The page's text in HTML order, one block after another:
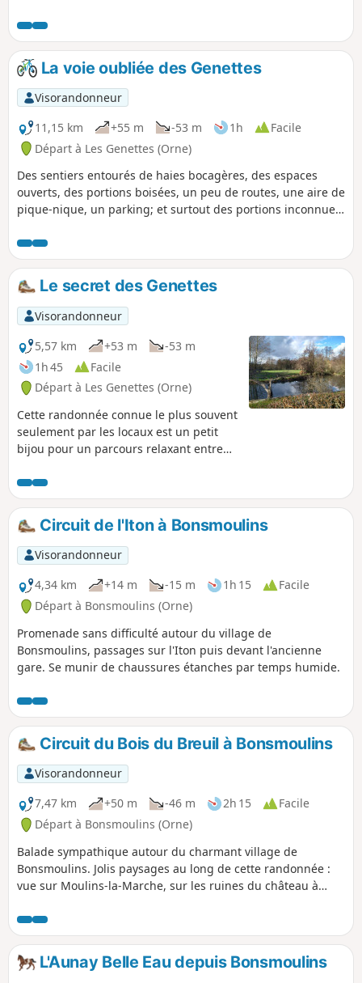
Ruisseaux, chemins de pierres, champs,
voies peu connues.
La voie oubliée des Genettes
Visorandonneur
11,15 km
+55 m -53 m 1h
Facile
Départ à Les Genettes (Orne)
Des sentiers entourés de haies bocagères, des espaces
ouverts, des portions boisées, un peu de routes, une aire de
pique-nique, un parking; et surtout des portions inconnues
Le secret des Genettes
Visorandonneur
5,57 km
+53 m
-53 m
1h 45
Facile
Départ à Les Genettes (Orne)
Cette randonnée connue le plus souvent
seulement par les locaux est un petit
bijou pour un parcours relaxant entre
sur le chemin, sauvages, mais aussi des
ânes, percherons, moutons ou chèvres.
Circuit de l'Iton à Bonsmoulins
Visorandonneur
4,34 km
+14 m -15 m 1h 15
Facile
Départ à Bonsmoulins (Orne)
Promenade sans difficulté autour du village de
Bonsmoulins, passages sur l'Iton puis devant l'ancienne
gare. Se munir de chaussures étanches par temps humide.
Circuit du Bois du Breuil à Bonsmoulins
Visorandonneur
7,47 km
+50 m -46 m 2h 15
Facile
Départ à Bonsmoulins (Orne)
Balade sympathique autour du charmant village de
Bonsmoulins. Jolis paysages au long de cette randonnée :
vue sur Moulins-la-Marche, sur les ruines du château à
Bonsmoulins (maison privée) et sur un joli petit étang, privé
lui aussi.
L'Aunay Belle Eau depuis Bonsmoulins